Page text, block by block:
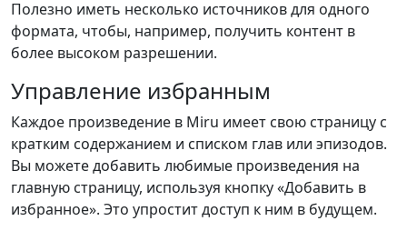
Полезно иметь несколько источников для одного
формата, чтобы, например, получить контент в
более высоком разрешении.
Управление избранным
Каждое произведение в Miru имеет свою страницу с
кратким содержанием и списком глав или эпизодов.
Вы можете добавить любимые произведения на
главную страницу, используя кнопку «Добавить в
избранное». Это упростит доступ к ним в будущем.